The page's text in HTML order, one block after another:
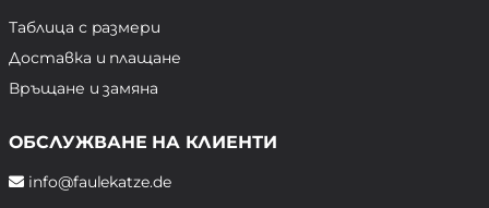
Таблица с размери
Доставка и плащане
Връщане и замяна
ОБСЛУЖВАНЕ НА КЛИЕНТИ
info@faulekatze.de